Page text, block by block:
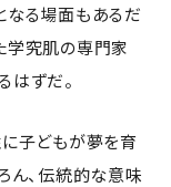
なる場面もあるだ
学究肌の専門家
はずだ。
に子どもが夢を育
ん、伝統的な意味